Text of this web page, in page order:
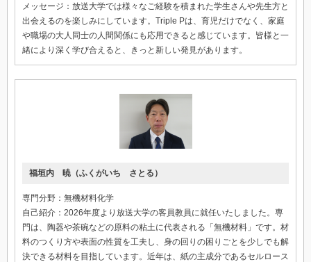
メッセージ：放送大学では様々なご経験を積まれた学生さんや先生方と
出会えるのを楽しみにしています。Triple Pは、育児だけでなく、家庭
や職場の大人同士の人間関係にも応用できると感じています。皆様と一
緒により深く学び合えると、きっと新しい発見があります。
福垣内 暁（ふくがいち さとる）
専門分野：無機材料化学
自己紹介：2026年度より放送大学の客員教員に就任いたしました。専
門は、陶器や茶碗などの原料の粘土に代表される「無機材料」です。材
料のつくり方や表面の性質を工夫し、身の回りの困りごとを少しでも解
決できる材料を目指しています。近年は、紙の主成分であるセルロース